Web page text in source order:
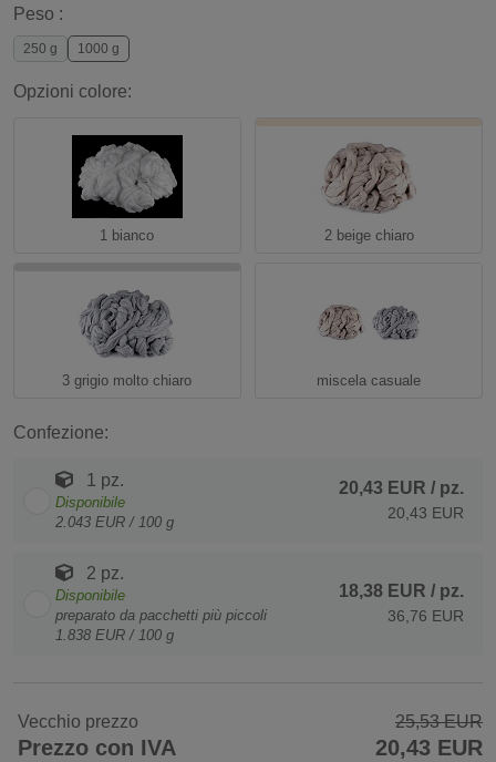
Peso :
250 g 1000 g
Opzioni colore:
1 bianco 2 beige chiaro
3 grigio molto chiaro miscela casuale
Confezione:
1 pz.
Disponibile
2.043 EUR / 100 g
20,43 EUR / pz.
20,43 EUR
2 pz.
Disponibile
preparato da pacchetti più piccoli
1.838 EUR / 100 g
18,38 EUR / pz.
36,76 EUR
Vecchio prezzo 25,53 EUR
Prezzo con IVA 20,43 EUR